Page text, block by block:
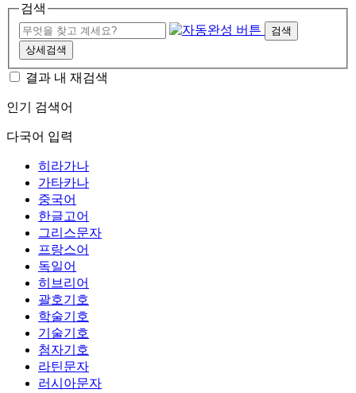
검색
검색
상세검색
결과 내 재검색
인기 검색어
다국어 입력
히라가나
가타카나
중국어
한글고어
그리스문자
프랑스어
독일어
히브리어
괄호기호
학술기호
기술기호
첨자기호
라틴문자
러시아문자